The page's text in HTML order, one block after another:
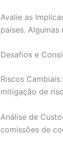
Avalie as
países.
Desafios e
Riscos
mitigação de
Análise de
comissões de